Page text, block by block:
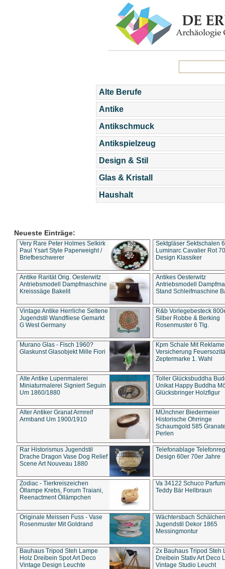
Alte Berufe
Antike
Antikschmuck
Antikspielzeug
Design & Stil
Glas & Kristall
Haushalt
Neueste Einträge:
Very Rare Peter Holmes Selkirk
Paul Ysart Style Paperweight /
Briefbeschwerer
Sektgläser Sektschalen
Luminarc Cavalier Rot
Design Klassiker
Antike Rarität Orig. Oesterwitz
Antriebsmodell Dampfmaschine
Kreisssäge Bakelit
Antikes Oesterwitz
Antriebsmodell
Stand Schleifmaschine
Vintage Antike Herrliche Seltene
Jugendstil Wandfliese Gemarkt
G West Germany
R&b Vorlegebesteck
Silber Robbe & Berking
Rosenmuster 6 Tlg.
Murano Glas - Fisch 1960?
Glaskunst Glasobjekt Mille Fiori
Kpm Schale Mit Reklame
Versicherung
Zeptermarke 1. Wahl
Alte Antike Lupenmalerei
Miniaturmalerei Signiert Seguin
Um 1860/1880
Toller Glücksbuddha
Unikat Happy Buddha
Glücksbringer Holzfigur
Alter Antiker Granat Armreif
Armband Um 1900/1910
MÜnchner Biedermeier
Historische Ohrringe
Schaumgold 585
Perlen
Rar Historismus Jugendstil
Drache Dragon Vase Dog Relief
Scene Art Nouveau 1880
Telefonablage
Design 60er 70er Jahre
Zodiac - Tierkreiszeichen
Öllampe Krebs, Forum Traiani,
Reenactment Öllämpchen
Va 34122 Schuco
Teddy Bär Hellbraun
Originale Meissen Fuss - Vase
Rosenmuster Mit Goldrand
Wächtersbach Schälchen
Jugendstil Dekor 1865
Messingmontur
Bauhaus Tripod Steh Lampe
Holz Dreibein Spot Art Deco
Vintage Design Leuchte
2x Bauhaus Tripod Steh
Dreibein Stativ Art Deco
Vintage Studio Leucht